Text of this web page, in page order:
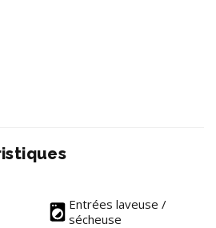
Entrées laveuse /
sécheuse